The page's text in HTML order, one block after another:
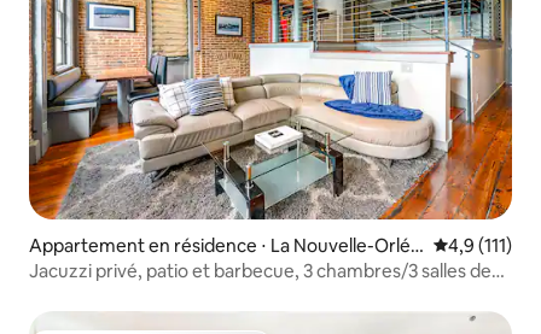
Appartement en résidence ⋅ La Nouvelle-Orléa
ns
Évaluation
4,9 (111)
Jacuzzi privé, patio et barbecue, 3 chambres/3 salles de